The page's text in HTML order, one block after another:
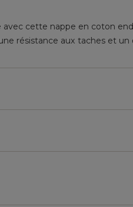
cette nappe en coton
résistance aux taches et